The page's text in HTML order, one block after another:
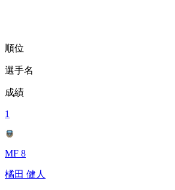
順位
選手名
成績
1
MF 8
橘田 健人